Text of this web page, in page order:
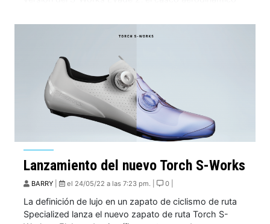
velocidad. Y […]
Lanzamiento del nuevo Torch S-Works
BARRY el 24/05/22 a las 7:23 pm. | 0 |
La definición de lujo en un zapato de ciclismo de ruta
Specialized lanza el nuevo zapato de ruta Torch S-